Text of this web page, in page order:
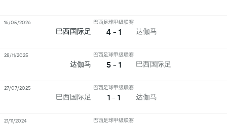
巴西国际足
巴西足球甲级联赛
4 - 1 达伽马
16/05/2026
达伽马
巴西足球甲级联赛
5 - 1 巴西国际足
28/11/2025
巴西国际足
巴西足球甲级联赛
1 - 1 达伽马
27/07/2025
巴西足球甲级联赛
21/11/2024